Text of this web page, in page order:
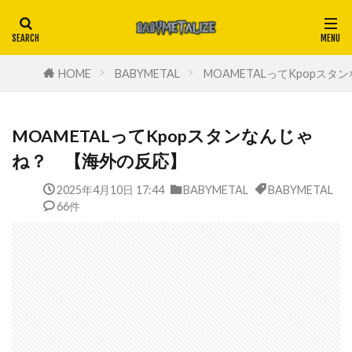
HOME BABYMETAL MOAMETALってKpopスタ
MOAMETALってKpopスタンなんじゃ
ね？ 【海外の反応】
2025年4月10日 17:44 BABYMETAL
BABYMETAL
66件